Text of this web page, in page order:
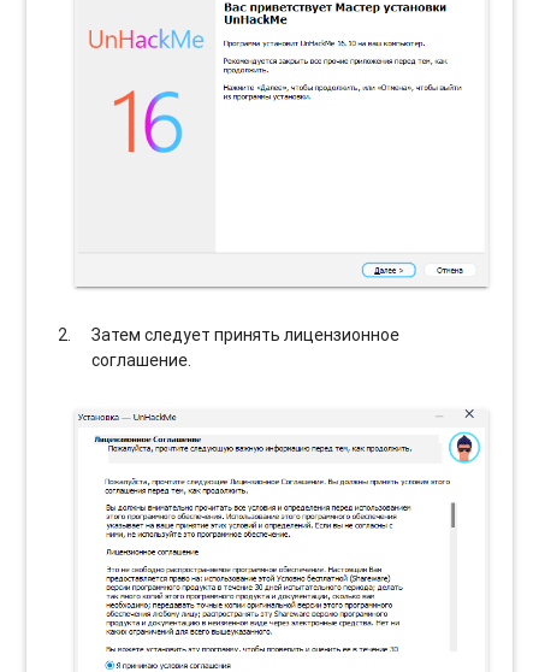
Затем следует принять лицензионное
соглашение.